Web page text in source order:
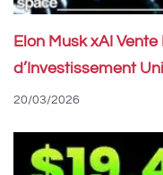
Elon Musk xAI
d’Investissement
20/03/2026